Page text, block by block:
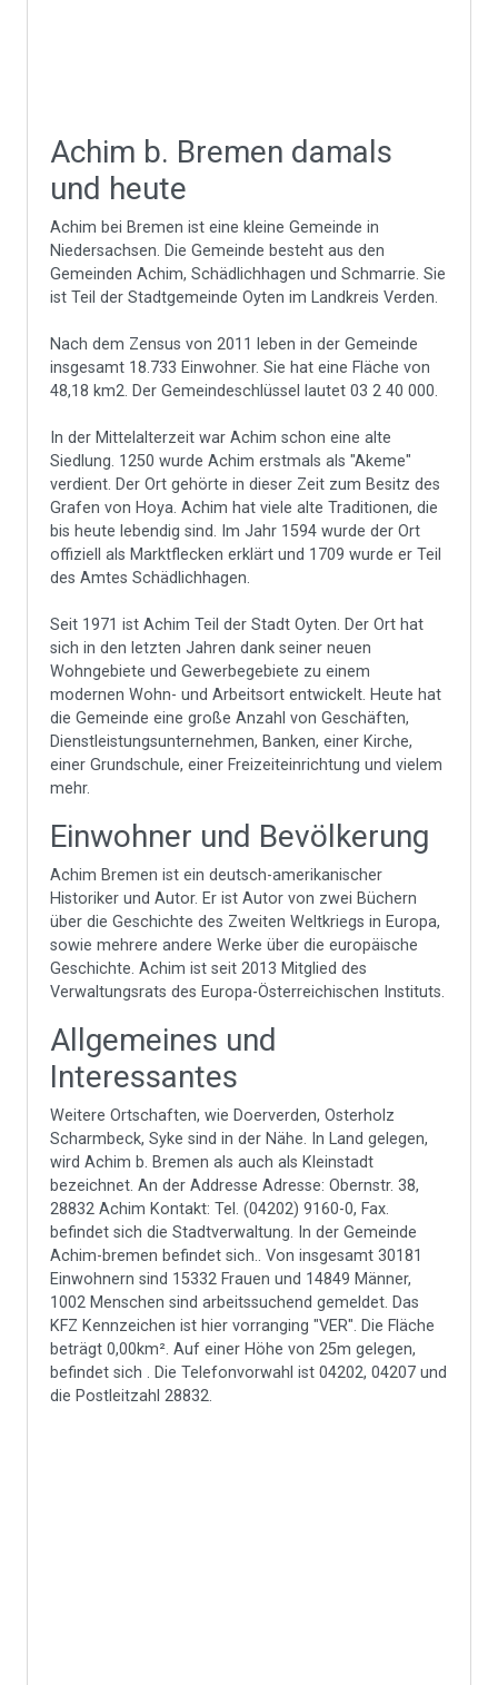
Achim b. Bremen damals
und heute
Achim bei Bremen ist eine kleine Gemeinde in
Niedersachsen. Die Gemeinde besteht aus den
Gemeinden Achim, Schädlichhagen und Schmarrie. Sie
ist Teil der Stadtgemeinde Oyten im Landkreis Verden.
Nach dem Zensus von 2011 leben in der Gemeinde
insgesamt 18.733 Einwohner. Sie hat eine Fläche von
48,18 km2. Der Gemeindeschlüssel lautet 03 2 40 000.
In der Mittelalterzeit war Achim schon eine alte
Siedlung. 1250 wurde Achim erstmals als "Akeme"
verdient. Der Ort gehörte in dieser Zeit zum Besitz des
Grafen von Hoya. Achim hat viele alte Traditionen, die
bis heute lebendig sind. Im Jahr 1594 wurde der Ort
offiziell als Marktflecken erklärt und 1709 wurde er Teil
des Amtes Schädlichhagen.
Seit 1971 ist Achim Teil der Stadt Oyten. Der Ort hat
sich in den letzten Jahren dank seiner neuen
Wohngebiete und Gewerbegebiete zu einem
modernen Wohn- und Arbeitsort entwickelt. Heute hat
die Gemeinde eine große Anzahl von Geschäften,
Dienstleistungsunternehmen, Banken, einer Kirche,
einer Grundschule, einer Freizeiteinrichtung und vielem
mehr.
Einwohner und Bevölkerung
Achim Bremen ist ein deutsch-amerikanischer
Historiker und Autor. Er ist Autor von zwei Büchern
über die Geschichte des Zweiten Weltkriegs in Europa,
sowie mehrere andere Werke über die europäische
Geschichte. Achim ist seit 2013 Mitglied des
Verwaltungsrats des Europa-Österreichischen Instituts.
Allgemeines und
Interessantes
Weitere Ortschaften, wie Doerverden, Osterholz
Scharmbeck, Syke sind in der Nähe. In Land gelegen,
wird Achim b. Bremen als auch als Kleinstadt
bezeichnet. An der Addresse Adresse: Obernstr. 38,
28832 Achim Kontakt: Tel. (04202) 9160-0, Fax.
befindet sich die Stadtverwaltung. In der Gemeinde
Achim-bremen befindet sich.. Von insgesamt 30181
Einwohnern sind 15332 Frauen und 14849 Männer,
1002 Menschen sind arbeitssuchend gemeldet. Das
KFZ Kennzeichen ist hier vorranging "VER". Die Fläche
beträgt 0,00km². Auf einer Höhe von 25m gelegen,
befindet sich . Die Telefonvorwahl ist 04202, 04207 und
die Postleitzahl 28832.